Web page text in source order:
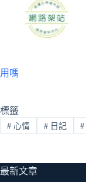
用嗎
標籤
#心情 #日記 #
最新文章